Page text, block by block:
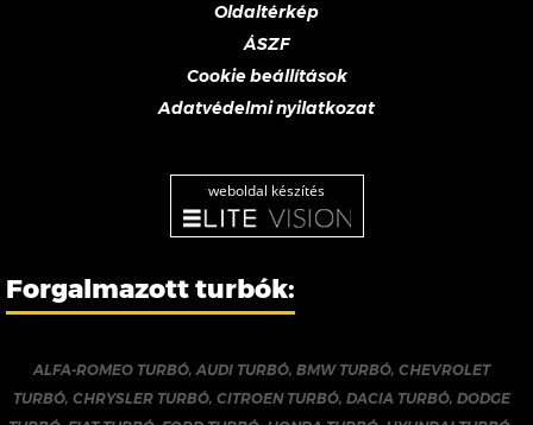
Oldaltérkép
ÁSZF
Cookie beállítások
Adatvédelmi nyilatkozat
weboldal készítés
Forgalmazott turbók:
ALFA-ROMEO TURBÓ,AUDI TURBÓ, BMW TURBÓ, CHEVROLET
TURBÓ, CHRYSLER TURBÓ, CITROEN TURBÓ, DACIA TURBÓ, DODGE